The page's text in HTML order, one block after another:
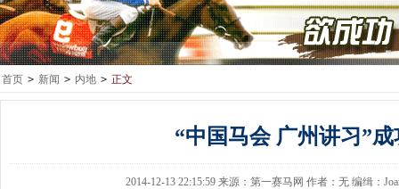
首页 > 新闻 > 内地 > 正文
“中国马会 广州讲习”
2014-12-13 22:15:59 来源：第一赛马网 作者：无 编缉：